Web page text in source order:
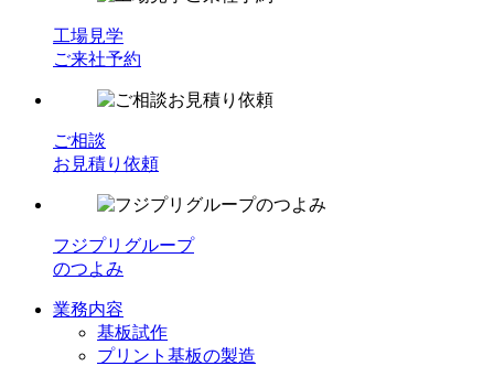
工場見学
ご来社予約
ご相談
お見積り依頼
フジプリグループ
のつよみ
業務内容
基板試作
プリント基板の製造